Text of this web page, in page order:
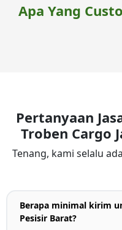
Apa Yang
Pertanyaan
Troben Cargo
Tenang, kami selalu
Berapa minimal kirim
Pesisir Barat?